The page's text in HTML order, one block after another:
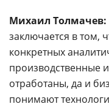
Михаил Толмачев:
заключается в том,
конкретных
производственные
отработаны, да и
понимают